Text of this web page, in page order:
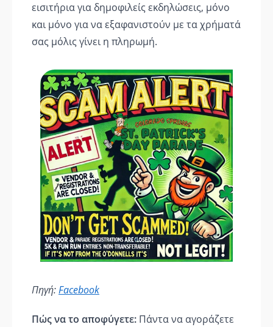
εισιτήρια για δημοφιλείς εκδηλώσεις, μόνο
και μόνο για να εξαφανιστούν με τα χρήματά
σας μόλις γίνει η πληρωμή.
Πηγή:Facebook
Πώς να το αποφύγετε: Πάντα να αγοράζετε